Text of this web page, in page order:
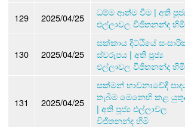
129 2025/04/25
ධම්ම ආත්ම වීම | අති
එල්ලාවල විජිතනන්ද හිමි
130 2025/04/25
සක්කාය දිට්ඨියේ
ස්වරූපය | අති පූජ්‍ය
එල්ලාවල විජිතනන්ද හිමි
131 2025/04/25
සක්මන් භාවනාවේදී
තැබීම මෙනෙහි කළ
| අති පූජ්‍ය එල්ලාවල
විජිතනන්ද හිමි